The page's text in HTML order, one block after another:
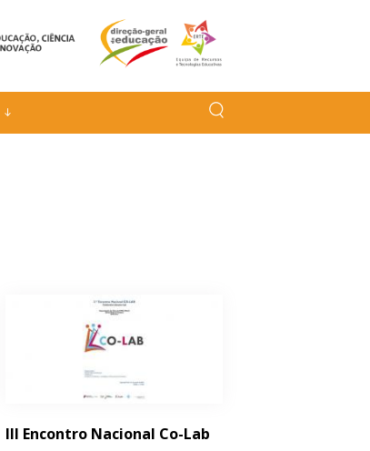
III Encontro Nacional Co-Lab